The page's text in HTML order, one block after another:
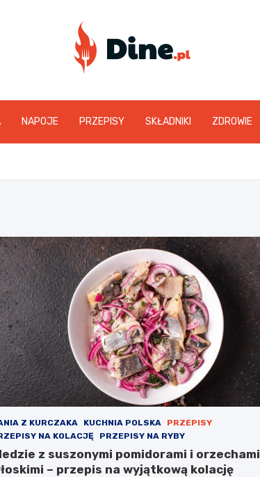
www.dine.pl
NAPOJE PRZEPISY SKŁADNIKI ZDROWIE
Z KURCZAKA KUCHNIA POLSKA
PRZEPISY
NA KOLACJĘ
PRZEPISY NA RYBY
z suszonymi pomidorami i orzechami
– przepis na wyjątkową kolację